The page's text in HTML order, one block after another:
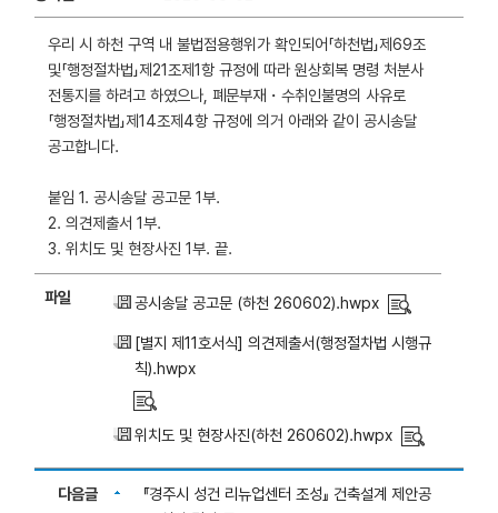
우리 시 하천 구역 내 불법점용행위가 확인되어「하천법」제69조
및「행정절차법」제21조제1항 규정에 따라 원상회복 명령 처분사
전통지를 하려고 하였으나, 폐문부재・수취인불명의 사유로
「행정절차법」제14조제4항 규정에 의거 아래와 같이 공시송달
공고합니다.
붙임 1. 공시송달 공고문 1부.
2. 의견제출서 1부.
3. 위치도 및 현장사진 1부. 끝.
파일 공시송달 공고문 (하천 260602).hwpx
[별지 제11호서식] 의견제출서(행정절차법 시행규
칙).hwpx
위치도 및 현장사진(하천 260602).hwpx
다음글
『경주시 성건 리뉴업센터 조성』 건축설계 제안공